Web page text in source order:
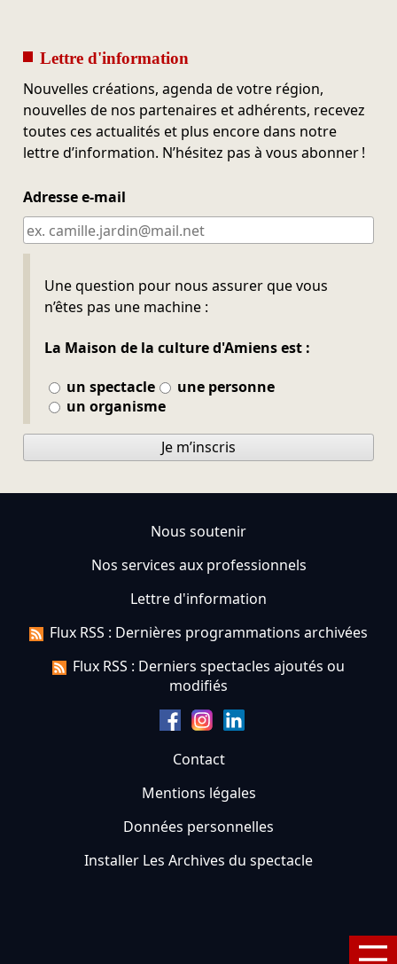
Lettre d'information
Nouvelles créations, agenda de votre région,
nouvelles de nos partenaires et adhérents, recevez
toutes ces actualités et plus encore dans notre
lettre d’information. N’hésitez pas à vous abonner !
Adresse e-mail
Une question pour nous assurer que vous
n’êtes pas une machine :
La Maison de la culture d'Amiens est :
un spectacle
une personne
un organisme
Ne pas remplir
Je m’inscris
Nous soutenir
Nos services aux professionnels
Lettre d'information
Flux RSS : Dernières programmations archivées
Flux RSS : Derniers spectacles ajoutés ou
modifiés
Contact
Mentions légales
Données personnelles
Installer Les Archives du spectacle